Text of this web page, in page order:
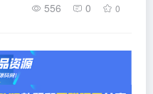
556 0 0